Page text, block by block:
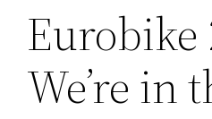
Eurobike
We’re in